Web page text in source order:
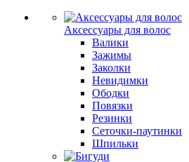
Аксессуары для волос
Валики
Зажимы
Заколки
Невидимки
Ободки
Повязки
Резинки
Сеточки-паутинки
Шпильки